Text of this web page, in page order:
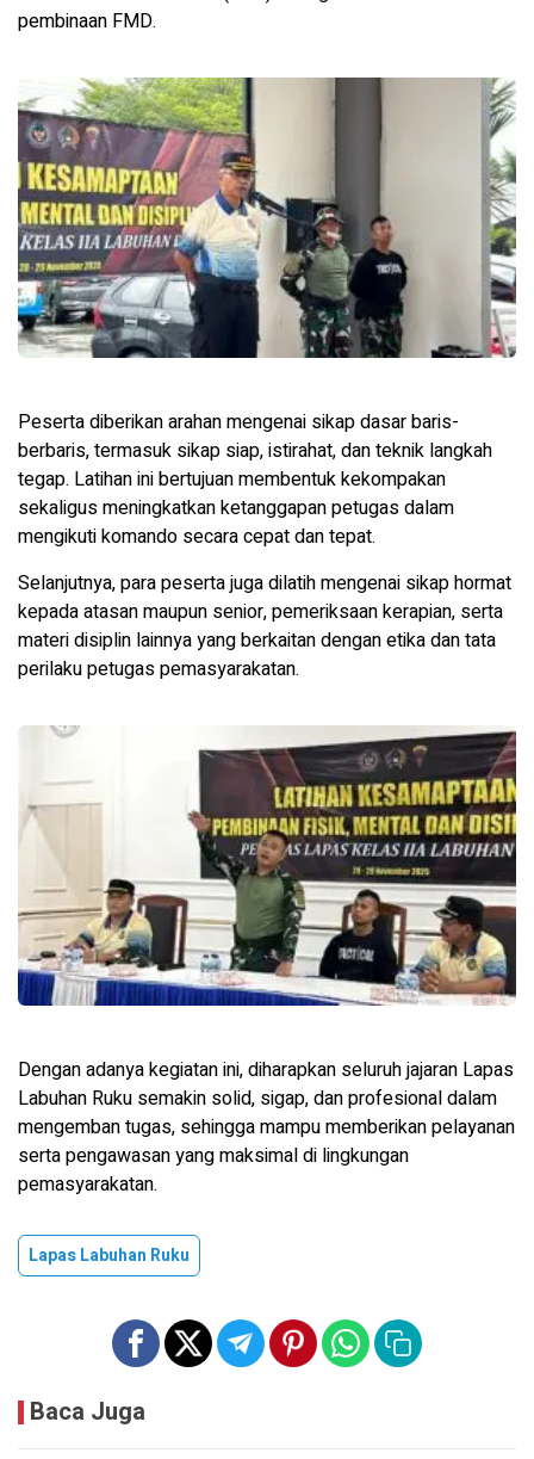
pembinaan FMD.
Peserta diberikan arahan mengenai sikap dasar baris-
berbaris, termasuk sikap siap, istirahat, dan teknik langkah
tegap. Latihan ini bertujuan membentuk kekompakan
sekaligus meningkatkan ketanggapan petugas dalam
mengikuti komando secara cepat dan tepat.
Selanjutnya, para peserta juga dilatih mengenai sikap hormat
kepada atasan maupun senior, pemeriksaan kerapian, serta
materi disiplin lainnya yang berkaitan dengan etika dan tata
perilaku petugas pemasyarakatan.
Dengan adanya kegiatan ini, diharapkan seluruh jajaran Lapas
Labuhan Ruku semakin solid, sigap, dan profesional dalam
mengemban tugas, sehingga mampu memberikan pelayanan
serta pengawasan yang maksimal di lingkungan
pemasyarakatan.
Lapas Labuhan Ruku
Baca Juga